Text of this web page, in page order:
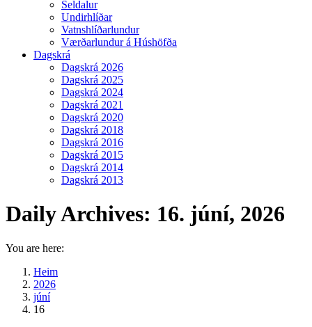
Seldalur
Undirhlíðar
Vatnshlíðarlundur
Værðarlundur á Húshöfða
Dagskrá
Dagskrá 2026
Dagskrá 2025
Dagskrá 2024
Dagskrá 2021
Dagskrá 2020
Dagskrá 2018
Dagskrá 2016
Dagskrá 2015
Dagskrá 2014
Dagskrá 2013
Daily Archives: 16. júní, 2026
You are here:
Heim
2026
júní
16